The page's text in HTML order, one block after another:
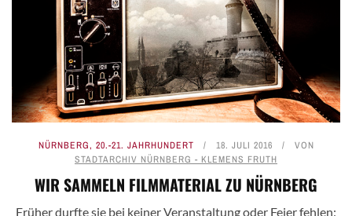
NÜRNBERG, 20.-21. JAHRHUNDERT 18. JULI 2016
VON
STADTARCHIV NÜRNBERG - KLEMENS FRUTH
WIR SAMMELN FILMMATERIAL ZU NÜRNBERG
Früher durfte sie bei keiner Veranstaltung oder Feier fehlen: